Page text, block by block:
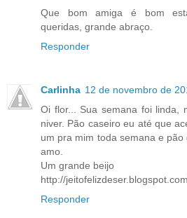
Que bom amiga é bom
queridas, grande abraço.
Responder
Carlinha 12 de novembro de
Oi flor... Sua semana foi linda,
niver. Pão caseiro eu até que
um pra mim toda semana e pão
amo.
Um grande beijo
http://
Responder